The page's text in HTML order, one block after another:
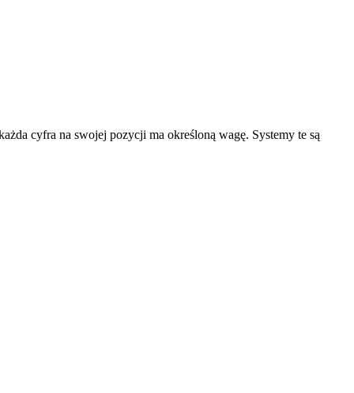
cyfra na swojej pozycji ma określoną wagę. Systemy te są